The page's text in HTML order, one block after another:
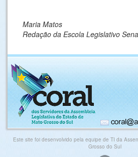
Maria Matos
Redação da Escola Legislativo
Este site foi desenvolvido pela equipe de TI da
Grosso do Sul